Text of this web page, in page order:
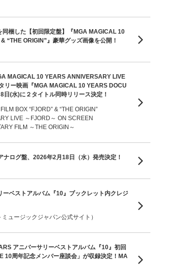
梱した【初回限定盤】『MGA MAGICAL 10
“THE ORIGIN”』豪華グッズ画像を公開！
MAGICAL 10 YEARS ANNIVERSARY LIVE
リー映画『MGA MAGICAL 10 YEARS DOCU
(水)に２タイトル同時リリース決定！
BOX “FJORD” & “THE ORIGIN”
LIVE ～FJORD～ ON SCREEN
FILM ～THE ORIGIN～
ログ盤、2026年2月18日（水）発売決定！
ベストアルバム『10』ブックレット内クレジ
ュージックジャパン公式サイト）
アニバーサリーベストアルバム『10』初回
10周年記念メンバー座談会」が収録決定！MA